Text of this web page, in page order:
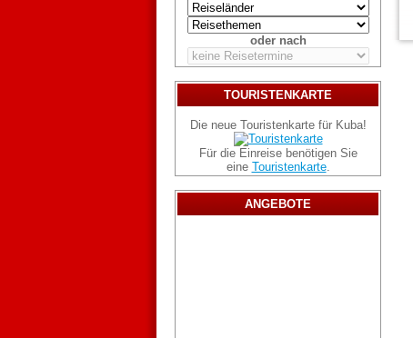
oder nach
TOURISTENKARTE
Die neue Touristenkarte für Kuba!
Für die Einreise benötigen Sie
eine Touristenkarte.
ANGEBOTE